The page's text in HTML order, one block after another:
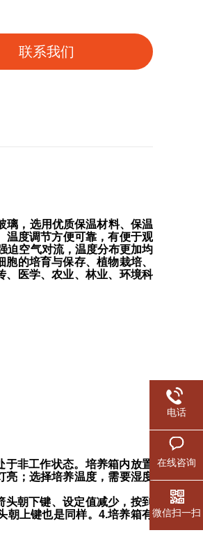
联系我们
璃，选用优质保温材料、保温
温度调节方便可靠，有便于观
迫空气对流，温度分布更加均
的培育与保存、植物栽培、
、医学、农业、林业、环境科
非工作状态。培养箱内放置
；选择培养温度，需要湿度
朝下键、设定值减少，按到
朝上键也是同样。4.培养箱有
电话
在线咨询
微信扫一扫